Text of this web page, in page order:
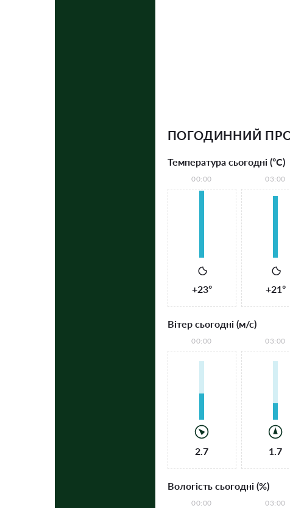
ПОГОДИННИЙ
Температура сьогодні (°С)
00:00
+23°
03:00
+21°
Вітер сьогодні (м/с)
00:00
2.7
03:00
1.7
Вологість сьогодні (%)
00:00 03:00